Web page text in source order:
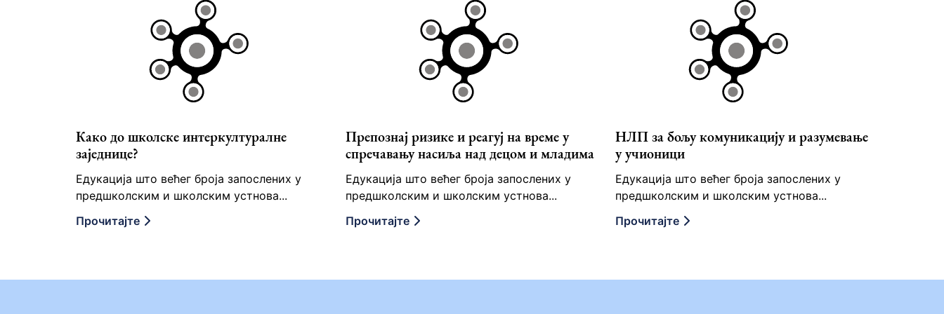
Како до школске интеркултуралне
заједнице?
Едукација што већег броја запослених у
предшколским и школским устнова...
Прочитајте
Препознај ризике и реагуј на време у
спречавању насиља над децом и младима
Едукација што већег броја запослених у
предшколским и школским устнова...
Прочитајте
НЛП за бољу комуникацију и разумевање
у учионици
Едукација што већег броја запослених у
предшколским и школским устнова...
Прочитајте